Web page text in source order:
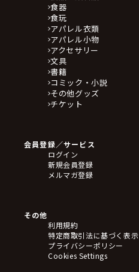
食器
食玩
アパレル衣類
アパレル小物
アクセサリー
文具
書籍
コミック・小説
その他グッズ
チケット
会員登録／サービス
ログイン
新規会員登録
メルマガ登録
その他
利用規約
特定商取引法に基づく表示
プライバシーポリシー
Cookies Settings